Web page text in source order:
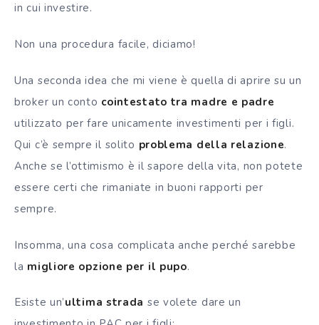
in cui investire.
Non una procedura facile, diciamo!
Una seconda idea che mi viene è quella di aprire su un
broker un conto cointestato tra madre e padre
utilizzato per fare unicamente investimenti per i figli.
Qui c’è sempre il solito problema della relazione.
Anche se l’ottimismo è il sapore della vita, non potete
essere certi che rimaniate in buoni rapporti per
sempre.
Insomma, una cosa complicata anche perché sarebbe
la migliore opzione per il pupo.
Esiste un’ultima strada se volete dare un